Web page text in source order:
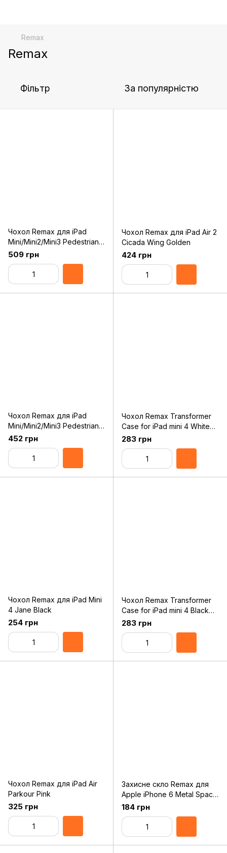
Remax
Remax
Фільтр За популярністю
Чохол Remax для iPad
Mini/Mini2/Mini3 Pedestrian
Black
509 грн
Чохол Remax для iPad Air 2
Cicada Wing Golden
424 грн
Чохол Remax для iPad
Mini/Mini2/Mini3 Pedestrian
Coffee
452 грн
Чохол Remax Transformer
Case for iPad mini 4 White
(RMX-TFIM4-019WH)
283 грн
Чохол Remax для iPad Mini
4 Jane Black
254 грн
Чохол Remax Transformer
Case for iPad mini 4 Black
(RMX-TFIM4-019BK)
283 грн
Чохол Remax для iPad Air
Parkour Pink
325 грн
Захисне скло Remax для
Apple iPhone 6 Metal Space
Gray, 0.2mm, 9H
184 грн